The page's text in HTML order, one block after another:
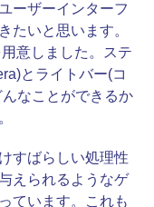
ーザーインターフ
たいと思います。
意しました。ステ
とライトバー(コ
なことができるか
すばらしい処理性
えられるようなゲ
ています。これも